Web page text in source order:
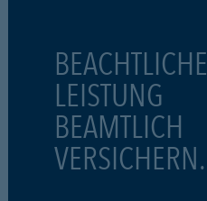
BEACHTLICHE
LEISTUNG
BEAMTLICH
VERSICHERN.